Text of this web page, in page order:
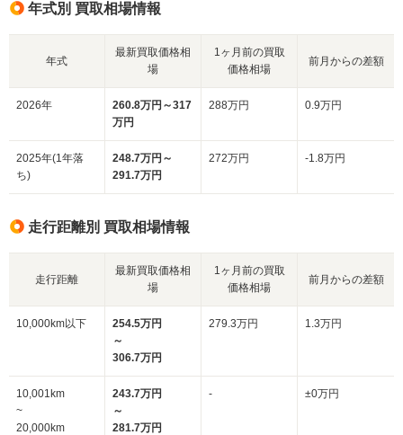
年式別 買取相場情報
年式
最新買取価格相
場
1ヶ月前の買取
価格相場
前月からの差額
2026年
260.8万円～317
万円
288万円 0.9万円
2025年(1年落
ち)
248.7万円～
291.7万円
272万円 -1.8万円
走行距離別 買取相場情報
走行距離
最新買取価格相
場
1ヶ月前の買取
価格相場
前月からの差額
10,000km以下
254.5万円
～
306.7万円
279.3万円 1.3万円
10,001km
~
20,000km
243.7万円
～
281.7万円
- ±0万円